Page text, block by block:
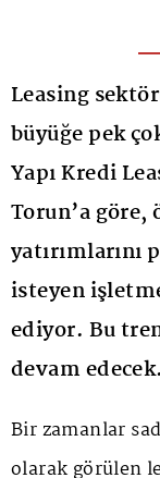
Leasing
büyüğe pek
Yapı Kredi
Torun’a göre,
isteyen
ediyor. Bu
devam
Bir zamanlar
olarak görülen